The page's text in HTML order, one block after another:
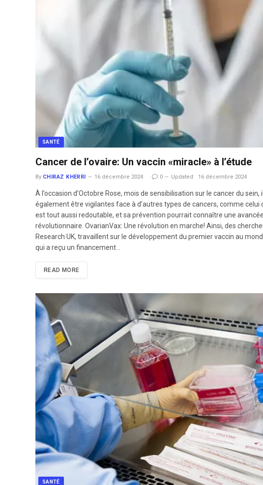
SANTÉ
Cancer de l’ovaire: Un vaccin «miracle» à l’étude
By CHIRAZ KHERRI 16 décembre 2024 0 Updated: 16 décembre 2024
À l’occasion d’Octobre Rose, mois de sensibilisation sur le cancer du
également être vigilantes face à d’autres types de cancers, comme celui
est tout aussi redoutable, et sa prévention pourrait connaître une
révolutionnaire. OvarianVax: Une révolution en marche! Ainsi, des
Research UK, travaillent sur le développement du premier vaccin au
qui a reçu un financement…
READ MORE
SANTÉ